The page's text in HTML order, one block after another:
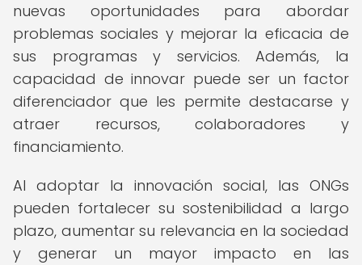
nuevas oportunidades para abordar
problemas sociales y mejorar la eficacia de
sus programas y servicios. Además, la
capacidad de innovar puede ser un factor
diferenciador que les permite destacarse y
atraer recursos, colaboradores y
financiamiento.
Al adoptar la innovación social, las ONGs
pueden fortalecer su sostenibilidad a largo
plazo, aumentar su relevancia en la sociedad
y generar un mayor impacto en las